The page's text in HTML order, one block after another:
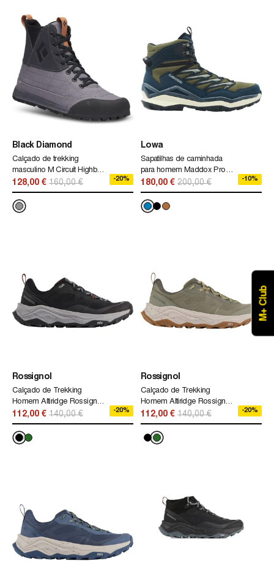
Black Diamond
Calçado de trekking
masculino M Circuit Highball
sapatos preto diamante
cinza
128,00 € 160,00 € -20%
Lowa
Sapatilhas de caminhada
para homem Maddox Pro
Gtx Mid Lowa
180,00 € 200,00 € -10%
Rossignol
Calçado de Trekking
Homem Altiridge Rossignol
Preto
112,00 € 140,00 € -20%
Rossignol
Calçado de Trekking
Homem Altiridge Rossignol
Verde
112,00 € 140,00 € -20%
M+ Club